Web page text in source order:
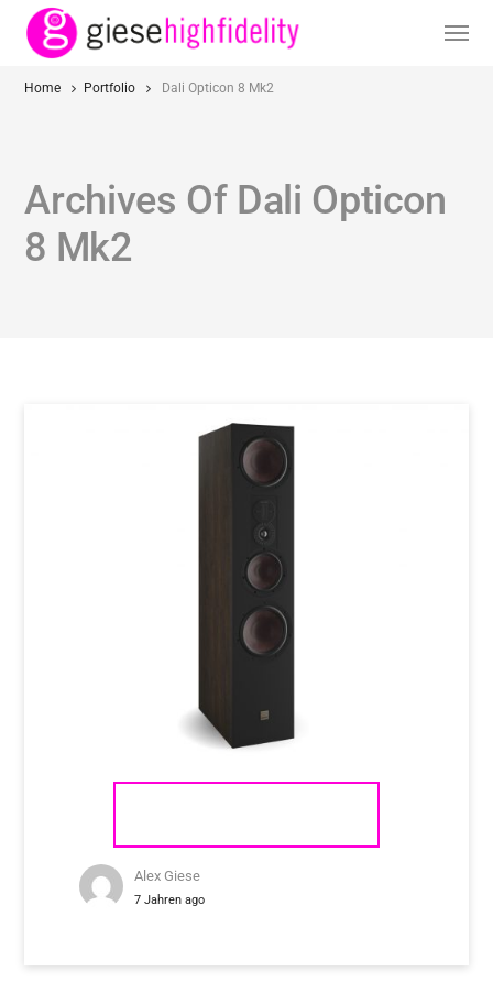
Home Portfolio Dali Opticon 8 Mk2
Archives Of Dali Opticon
8 Mk2
Alex Giese
7 Jahren ago